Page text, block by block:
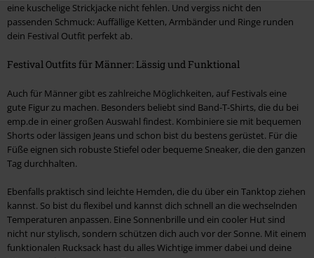
eine kuschelige Strickjacke nicht fehlen. Und vergiss nicht den
passenden Schmuck: Auffällige Ketten, Armbänder und Ringe runden
dein Festival Outfit perfekt ab.
Festival Outfits für Männer: Lässig und Funktional
Auch für Männer gibt es zahlreiche Möglichkeiten, auf Festivals eine
gute Figur zu machen. Besonders beliebt sind Band-T-Shirts, die du bei
emp.de in einer großen Auswahl findest. Kombiniere sie mit bequemen
Shorts oder lässigen Jeans und schon bist du bestens gerüstet. Für die
Füße eignen sich robuste Stiefel oder bequeme Sneaker, die den ganzen
Tag durchhalten.
Ebenfalls praktisch sind leichte Hemden, die du über ein Tanktop ziehen
kannst. So bist du flexibel und kannst dich schnell an die wechselnden
Temperaturen anpassen. Eine Sonnenbrille und ein cooler Hut sind
nicht nur stylisch, sondern schützen dich auch vor der Sonne. Mit einem
funktionalen Rucksack hast du alles Wichtige immer dabei und deine